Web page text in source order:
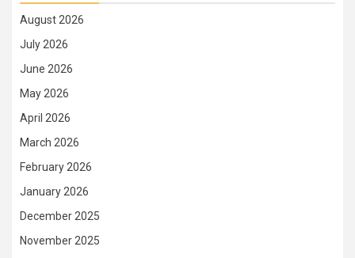
August 2026
July 2026
June 2026
May 2026
April 2026
March 2026
February 2026
January 2026
December 2025
November 2025